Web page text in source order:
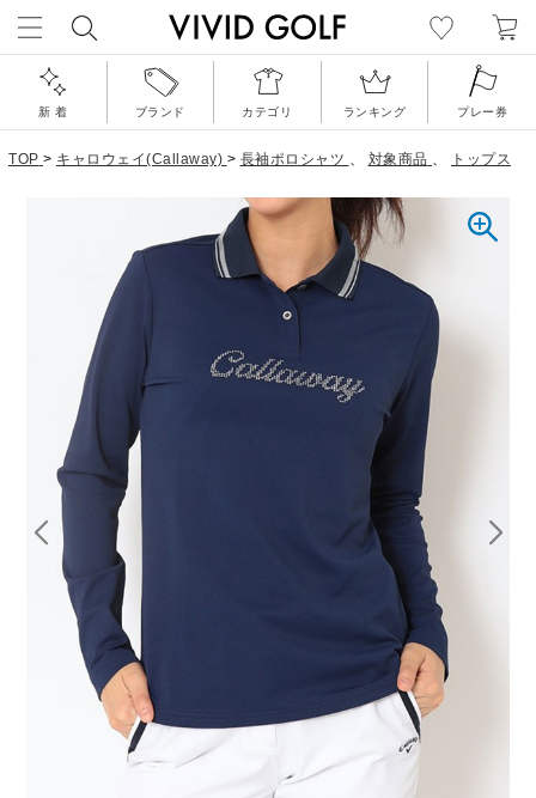
新 着 ブランド カテゴリ ランキング プレー券
TOP > キャロウェイ(Callaway) > 長袖ポロシャツ 、 対象商品 、 トップス